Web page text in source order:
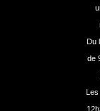
Du
de
Les